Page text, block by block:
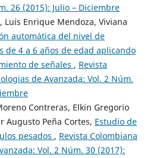
26 (2015): Julio – Diciembre
Luis Enrique Mendoza, Viviana
automática del nivel de
de 4 a 6 años de edad aplicando
de señales , Revista
de Avanzada: Vol. 2 Núm.
Contreras, Elkin Gregorio
Augusto Peña Cortes, Estudio de
pesados , Revista Colombiana
Vol. 2 Núm. 30 (2017):